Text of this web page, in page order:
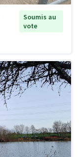
Soumis au
vote